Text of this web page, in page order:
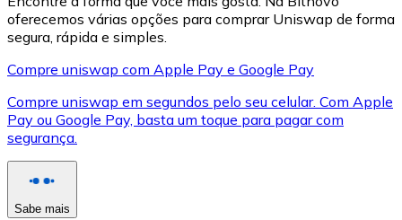
XRP
XRP
Ver tudo
oferecemos várias opções para comprar Uniswap de forma
segura, rápida e simples.
Compre uniswap com Apple Pay e Google Pay
Compre uniswap em segundos pelo seu celular. Com Apple
Pay ou Google Pay, basta um toque para pagar com
segurança.
Sabe mais